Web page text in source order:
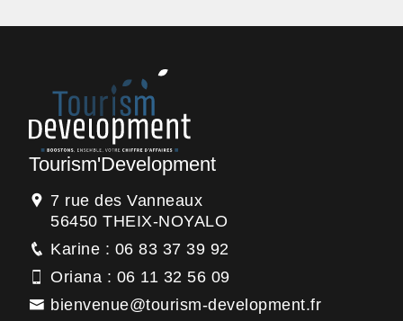
Tourism'Development
7 rue des Vanneaux
56450 THEIX-NOYALO
Karine : 06 83 37 39 92
Oriana : 06 11 32 56 09
bienvenue@tourism-development.fr